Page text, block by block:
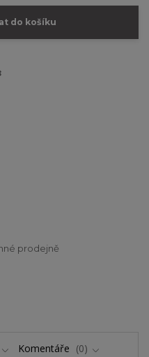
do košíku
prodejně
Komentáře
0